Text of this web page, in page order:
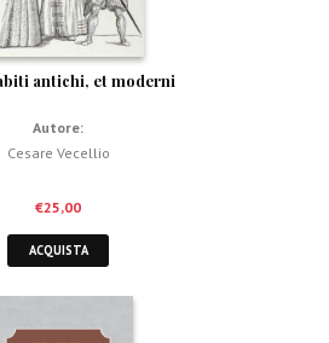
antichi, et moderni
Autore:
Cesare Vecellio
€25,00
ACQUISTA